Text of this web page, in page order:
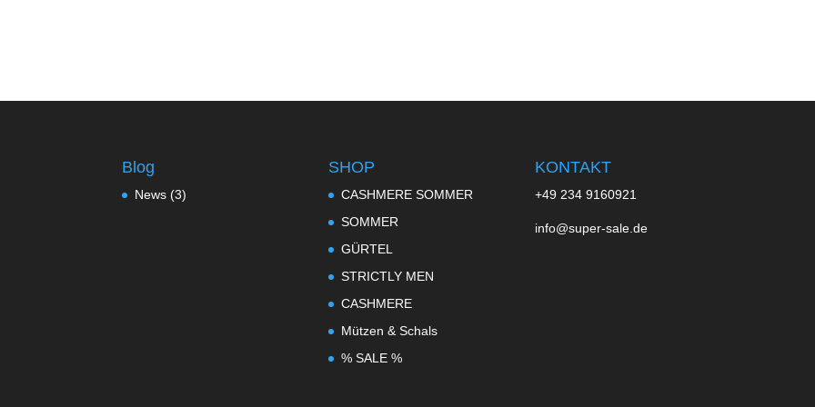
Blog
News (3)
SHOP
CASHMERE SOMMER
SOMMER
GÜRTEL
STRICTLY MEN
CASHMERE
Mützen & Schals
% SALE %
KONTAKT
+49 234 9160921
info@super-sale.de